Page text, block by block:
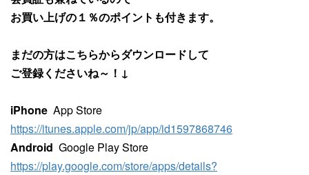
お買い上げの１％のポイントも付きます。
まだの方はこちらからダウンロードして
ご登録くださいね～！↓
iPhone App Store
https://itunes.apple.com/jp/app/id1597868746
Android Google Play Store
https://play.google.com/store/apps/details?